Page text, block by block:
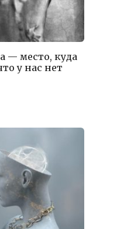
— место, куда
у нас нет